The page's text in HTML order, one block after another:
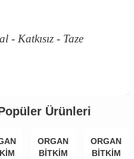
Katkısız - Taze
Ürünleri
ORGANİK
BİTKİM
ORGANİK
BİTKİM